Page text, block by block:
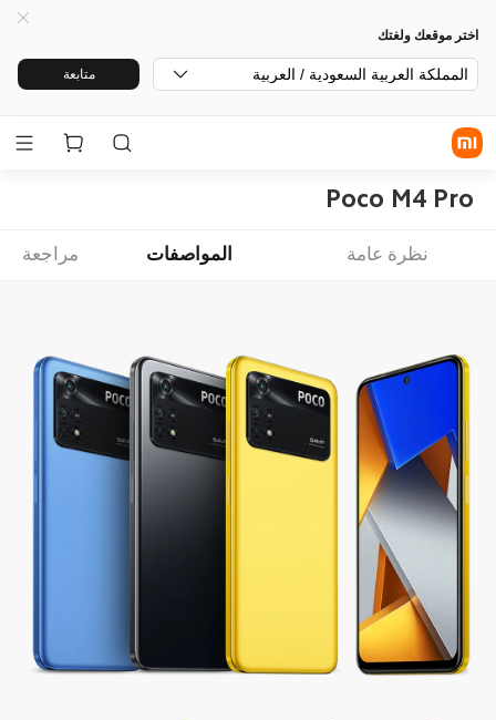
اختر موقعك ولغتك
المملكة العربية السعودية / العربية متابعة
Poco M4 Pro
نظرة عامة المواصفات مراجعة